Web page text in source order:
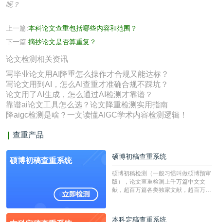
呢？
上一篇:本科论文查重包括哪些内容和范围？
下一篇:摘抄论文是否算重复？
论文检测相关资讯
写毕业论文用AI降重怎么操作才合规又能达标？
写论文用到AI，怎么AI查重才准确合规不踩坑？
论文用了AI生成，怎么通过AI检测才靠谱？
靠谱ai论文工具怎么选？论文降重检测实用指南
降aigc检测是啥？一文读懂AIGC学术内容检测逻辑！
查重产品
硕博初稿查重系统 硕博初稿查重系统
硕博初稿检测（一般习惯叫做硕博预审
版），论文查重检测上千万篇中文文
献，超百万篇各类独家文献，超百万港
校用来检测硕博论文的系统，检测范围
本科定稿查重系统